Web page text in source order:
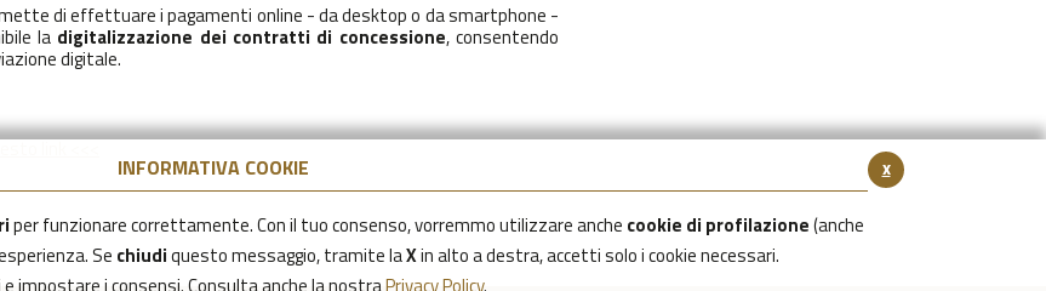
x
INFORMATIVA COOKIE
per funzionare correttamente. Con il tuo consenso, vorremmo utilizzare anche cookie di profilazione(anche
Se chiudiquesto messaggio, tramite laXin alto a destra, accetti solo i cookie necessari.
di effettuare i pagamenti online - da desktop o da smartphone -
la digitalizzazione dei contratti di concessione, consentendo
digitale.
link <<<